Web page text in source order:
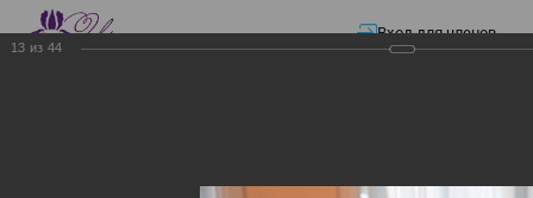
Вход для членов
13 из 44